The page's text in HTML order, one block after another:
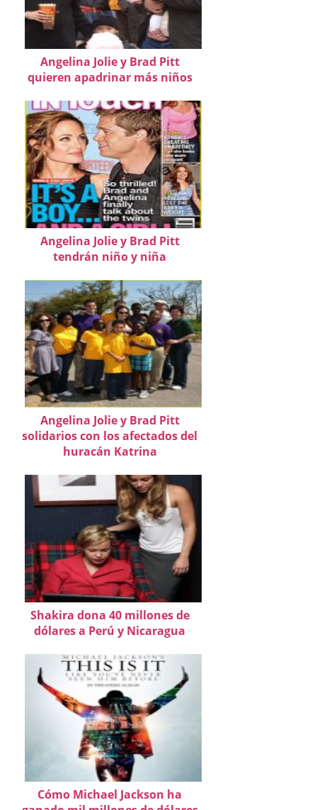
Angelina Jolie y Brad Pitt
quieren apadrinar más niños
Angelina Jolie y Brad Pitt
tendrán niño y niña
Angelina Jolie y Brad Pitt
solidarios con los afectados del
huracán Katrina
Shakira dona 40 millones de
dólares a Perú y Nicaragua
Cómo Michael Jackson ha